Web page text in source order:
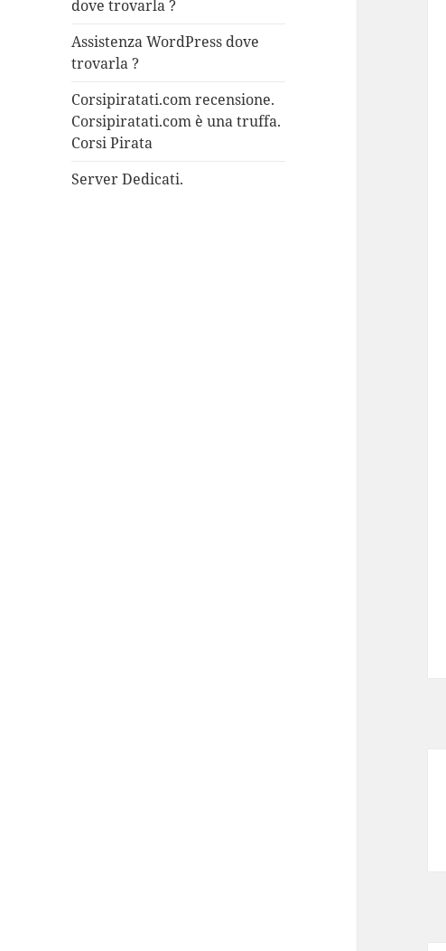
dove trovarla ?
Assistenza WordPress dove
trovarla ?
Corsipiratati.com recensione.
Corsipiratati.com è una truffa.
Corsi Pirata
Server Dedicati.